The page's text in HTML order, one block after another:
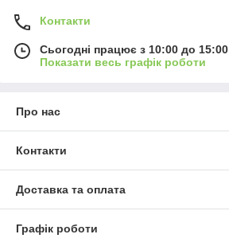
Контакти
Сьогодні працює з 10:00 до 15:00
Показати весь графік роботи
Про нас
Контакти
Доставка та оплата
Графік роботи